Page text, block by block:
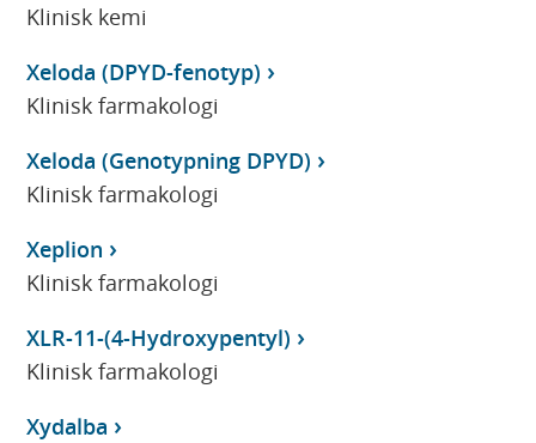
Klinisk kemi
Xeloda (DPYD-fenotyp)
Klinisk farmakologi
Xeloda (Genotypning DPYD)
Klinisk farmakologi
Xeplion
Klinisk farmakologi
XLR-11-(4-Hydroxypentyl)
Klinisk farmakologi
Xydalba